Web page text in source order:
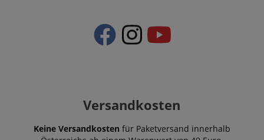
Versandkosten
Keine Versandkosten für Paketversand innerhalb